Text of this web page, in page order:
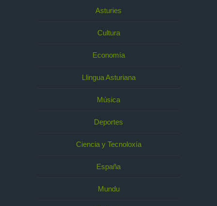
Asturies
Cultura
Economía
Llingua Asturiana
Música
Deportes
Ciencia y Tecnoloxía
España
Mundu